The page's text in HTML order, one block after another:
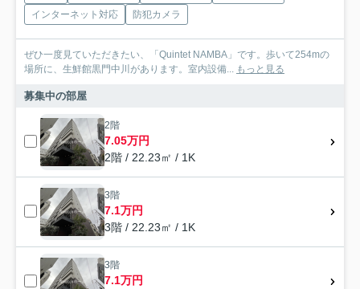
インターネット対応
防犯カメラ
ぜひ一度見ていただきたい、「Quintet NAMBA」です。歩いて254mの
場所に、生鮮館黒門中川があります。室内設備...
もっと見る
募集中の部屋
2階
7.05万円
2階 / 22.23㎡ / 1K
3階
7.1万円
3階 / 22.23㎡ / 1K
3階
7.1万円